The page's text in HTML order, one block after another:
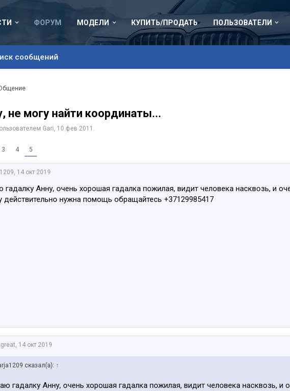
ФОРУМ
сообщений
МОДЕЛИ КУПИТЬ/ПРОДАТЬ ПОЛЬЗОВАТЕЛИ
не могу найти координаты...
Gari, 10 фев 2011 .
3 4 5
, 14 окт 2019
гадалку Анну, очень хорошая гадалка пожилая, видит человека насквозь, и
действительно нужна помощь обращайтесь +37129985417
, 14 окт 2019
сказал(а): ↑
гадалку Анну, очень хорошая гадалка пожилая, видит человека насквозь, и